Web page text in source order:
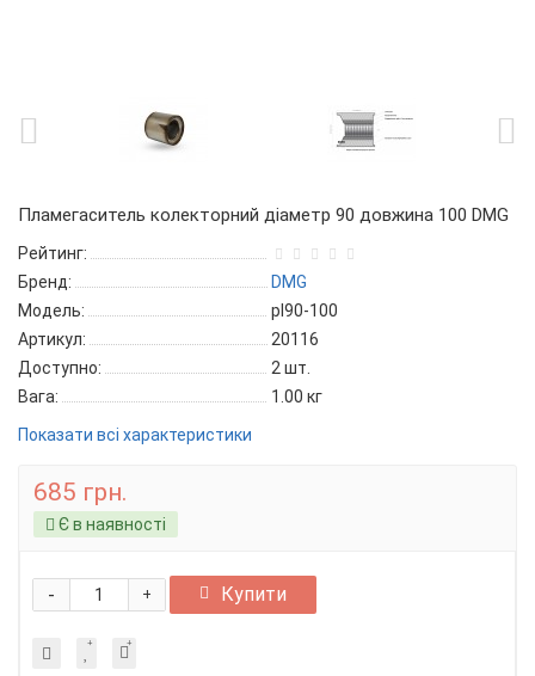
Пламегаситель колекторний діаметр 90 довжина 100 DMG
Рейтинг:
Бренд:
DMG
Модель:
pl90-100
Артикул:
20116
Доступно:
2 шт.
Вага:
1.00 кг
Показати всі характеристики
685 грн.
Є в наявності
+
- Купити